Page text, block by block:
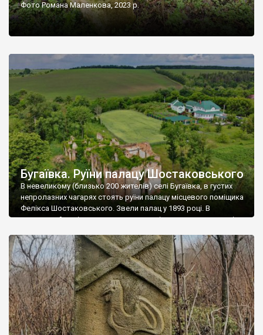
Фото Романа Маленкова, 2023 р.
Бугаївка. Руїни палацу Шостаковського
В невеликому (близько 200 жителів) селі Бугаївка, в густих
непролазних чагарях стоять руїни палацу місцевого поміщика
Фелікса Шостаковського. Звели палац у 1893 році. В
радянський період у ньому спочатку містилася школа, потім
століття тут розмістили туберкульозну лікарню. Коли із
палацу виїхала лікарня – ми точно не […]